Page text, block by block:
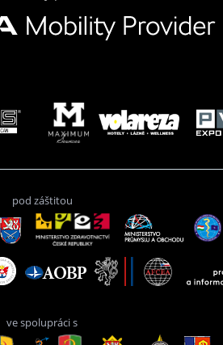
pod záštitou
ve spolupráci s